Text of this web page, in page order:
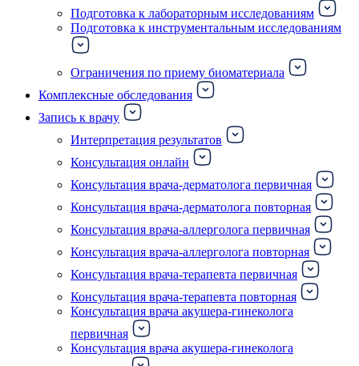
Подготовка к лабораторным исследованиям
Подготовка к инструментальным исследованиям
Ограничения по приему биоматериала
Комплексные обследования
Запись к врачу
Интерпретация результатов
Консультация онлайн
Консультация врача-дерматолога первичная
Консультация врача-дерматолога повторная
Консультация врача-аллерголога первичная
Консультация врача-аллерголога повторная
Консультация врача-терапевта первичная
Консультация врача-терапевта повторная
Консультация врача акушера-гинеколога
первичная
Консультация врача акушера-гинеколога